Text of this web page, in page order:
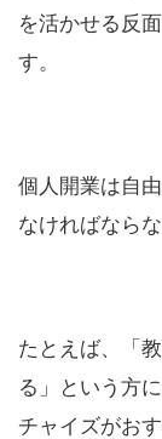
を活かせる反
す。
個人開業は自
なければなら
たとえば、「
る」という方
チャイズがおす